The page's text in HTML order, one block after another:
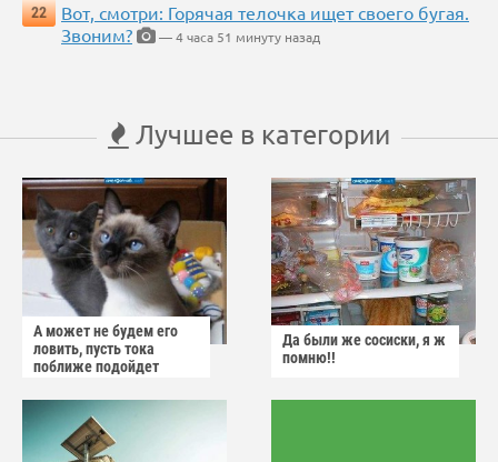
22
Вот, смотри: Горячая телочка ищет своего бугая.
Звоним?
— 4 часа 51 минуту назад
Лучшее в категории
А может не будем его
ловить, пусть тока
поближе подойдет
Да были же сосиски, я ж
помню!!